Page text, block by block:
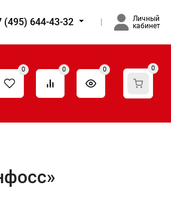
(495) 644-43-32
Личный
кабинет
0 0 0 0